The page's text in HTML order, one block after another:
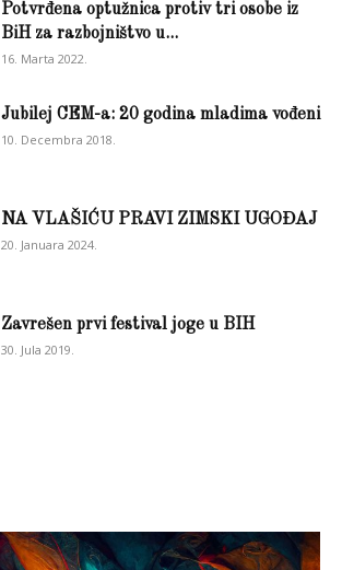
Potvrđena optužnica protiv tri osobe iz
BiH za razbojništvo u...
16. Marta 2022.
Jubilej CEM-a: 20 godina mladima vođeni
10. Decembra 2018.
NA VLAŠIĆU PRAVI ZIMSKI UGOĐAJ
20. Januara 2024.
Zavrešen prvi festival joge u BIH
30. Jula 2019.